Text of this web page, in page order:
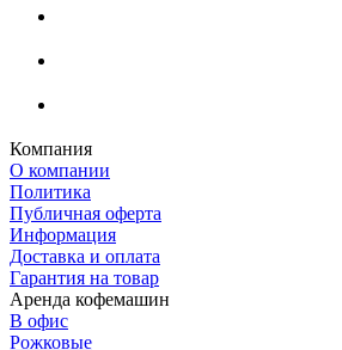
Компания
О компании
Политика
Публичная оферта
Информация
Доставка и оплата
Гарантия на товар
Аренда кофемашин
В офис
Рожковые